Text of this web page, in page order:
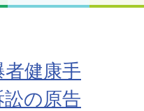
者健康手
の原告